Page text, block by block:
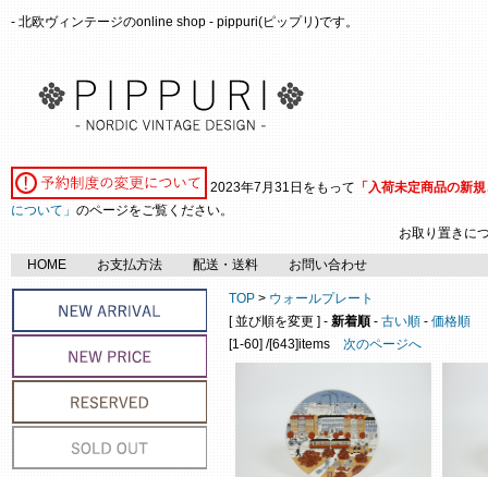
- 北欧ヴィンテージのonline shop - pippuri(ピップリ)です。
2023年7月31日をもって 「入荷未定商品の新
について」 のページをご覧ください。
お取り置きに
HOME お支払方法 配送・送料 お問い合わせ
TOP > ウォールプレート
[ 並び順を変更 ] - 新着順 - 古い順 - 価格順
[1-60] /[643]items 次のページへ